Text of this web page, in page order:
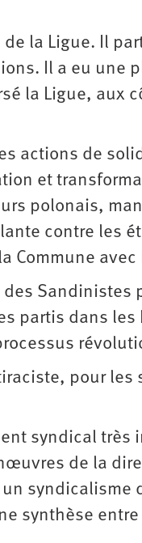
la Ligue. Il
Il a eu une
la Ligue, aux
actions de
et
polonais,
contre les
Commune avec
partis dans
pour les
syndical très
de la
synthèse